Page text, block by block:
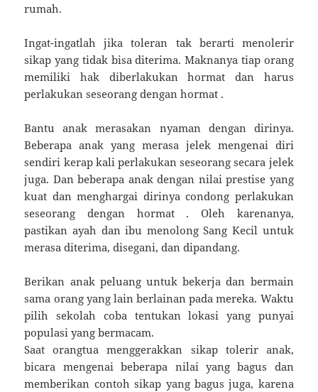
rumah.
Ingat-ingatlah jika toleran tak berarti menolerir
sikap yang tidak bisa diterima. Maknanya tiap orang
memiliki hak diberlakukan hormat dan harus
perlakukan seseorang dengan hormat .
Bantu anak merasakan nyaman dengan dirinya.
Beberapa anak yang merasa jelek mengenai diri
sendiri kerap kali perlakukan seseorang secara jelek
juga. Dan beberapa anak dengan nilai prestise yang
kuat dan menghargai dirinya condong perlakukan
seseorang dengan hormat . Oleh karenanya,
pastikan ayah dan ibu menolong Sang Kecil untuk
merasa diterima, disegani, dan dipandang.
Berikan anak peluang untuk bekerja dan bermain
sama orang yang lain berlainan pada mereka. Waktu
pilih sekolah coba tentukan lokasi yang punyai
populasi yang bermacam.
Saat orangtua menggerakkan sikap tolerir anak,
bicara mengenai beberapa nilai yang bagus dan
memberikan contoh sikap yang bagus juga, karena